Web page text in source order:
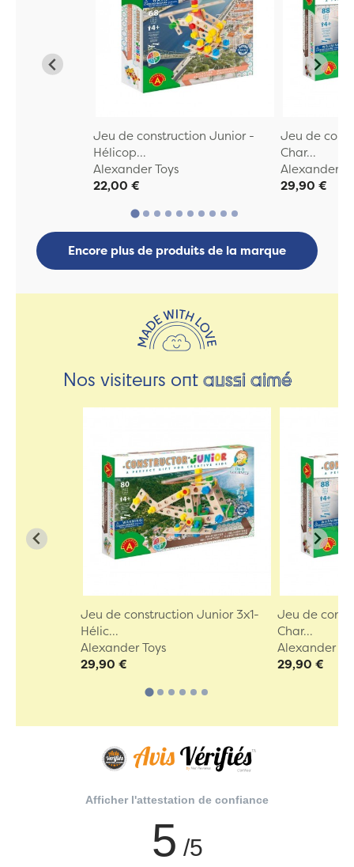
Jeu de construction Junior -
Hélicop...
Alexander Toys
22,00 €
Jeu de
Char...
Alexander
29,90 €
Encore plus de produits de la marque
Nos visiteurs ontaussi aimé
Jeu de construction Junior 3x1-
Hélic...
Alexander Toys
29,90 €
Jeu de
Char...
Alexander
29,90 €
Afficher l'attestation de confiance
5 /5